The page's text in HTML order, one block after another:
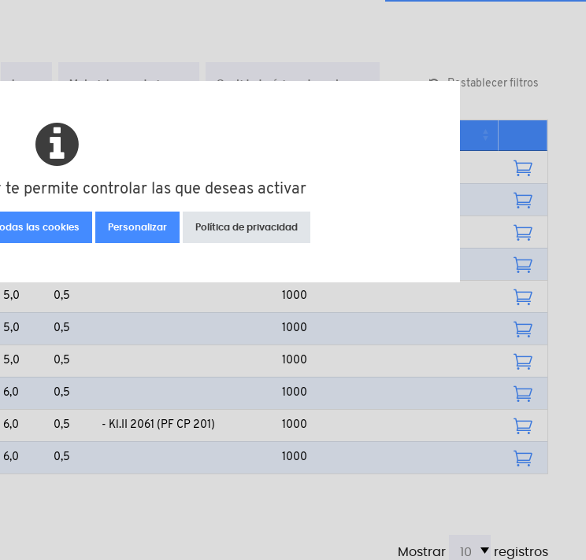
Restablecer filtros
h Material secundario Cantidad mínima de venta
h
0,3
- Kl.II 2061 (PF CP 201)
4,5 0,3 1000
5,0 0,5 1000
5,0 0,5 1000
5,0 0,5 1000
6,0 0,5 1000
6,0 0,5 - Kl.II 2061 (PF CP 201) 1000
6,0 0,5 1000
Mostrar registros
te permite controlar las que deseas activar
las cookies Personalizar Política de privacidad